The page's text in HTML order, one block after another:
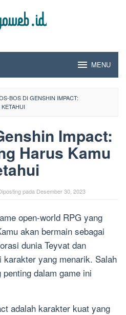
MENU
BOS DI GENSHIN IMPACT:
Impact:
Harus Kamu
pada Desember 30, 2023
open-world RPG yang
akan bermain sebagai
dunia Teyvat dan
karakter yang menarik. Salah
dalam game ini
adalah karakter kuat yang